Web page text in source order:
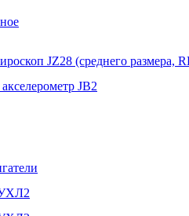
JZ28 (среднего размера,
JB2